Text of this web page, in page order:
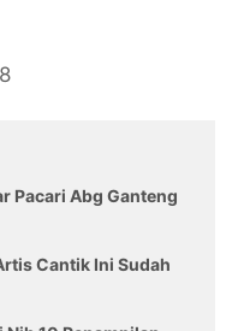
Pacari Abg Ganteng
Cantik Ini Sudah